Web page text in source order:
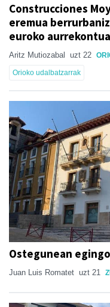
Construcciones
eremua
euroko
Aritz Mutiozabal uzt 22
Orioko udalbatzarrak
Ostegunean
Juan Luis Romatet uzt 21